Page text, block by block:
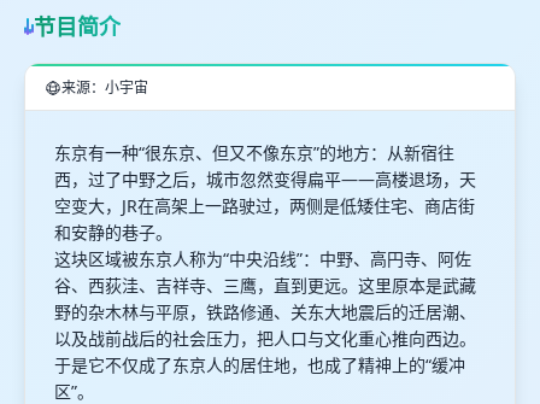
节目简介
来源：小宇宙
东京有一种“很东京、但又不像东京”的地方：从新宿往
西，过了中野之后，城市忽然变得扁平——高楼退场，天
空变大，JR在高架上一路驶过，两侧是低矮住宅、商店街
和安静的巷子。
这块区域被东京人称为“中央沿线”：中野、高円寺、阿佐
谷、西荻洼、吉祥寺、三鹰，直到更远。这里原本是武藏
野的杂木林与平原，铁路修通、关东大地震后的迁居潮、
以及战前战后的社会压力，把人口与文化重心推向西边。
于是它不仅成了东京人的居住地，也成了精神上的“缓冲
区”。